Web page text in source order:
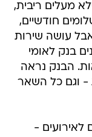
מעלים ריבית,
חודשיים,
עושה שירות
בנק לאומי
הבנק נראה
- וגם כל השאר
לאירועים -